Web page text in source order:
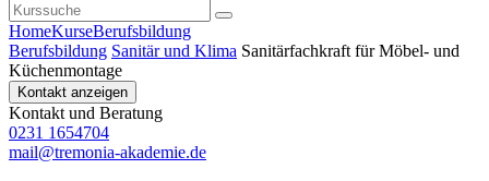
HomeKurseBerufsbildung
Berufsbildung Sanitär und Klima Sanitärfachkraft für Möbel- und
Küchenmontage
Kontakt anzeigen
Kontakt und Beratung
0231 1654704
mail@tremonia-akademie.de